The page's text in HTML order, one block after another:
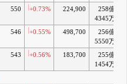
550 +0.73% 224,900
258億
4345万
546 +0.55% 498,700
256億
5550万
543 +0.56% 183,700
255億
1454万